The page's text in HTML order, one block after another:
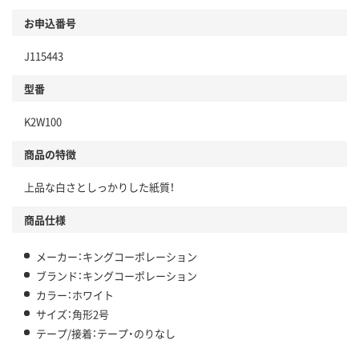
お申込番号
J115443
型番
K2W100
商品の特徴
上品な白さとしっかりした紙質！
商品仕様
メーカー：キングコーポレーション
ブランド：キングコーポレーション
カラー：ホワイト
サイズ：角形2号
テープ/接着：テープ・のりなし